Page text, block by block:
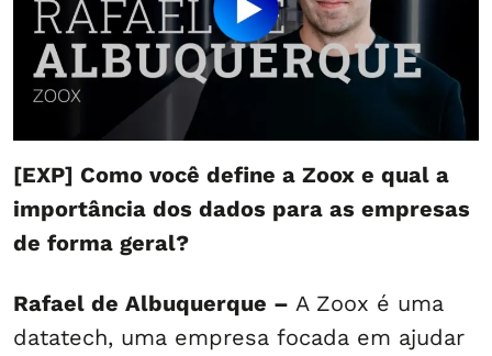
[EXP] Como você define a Zoox e qual a
importância dos dados para as empresas
de forma geral?
Rafael de Albuquerque – A Zoox é uma
datatech, uma empresa focada em ajudar